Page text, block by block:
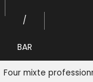
/
BAR
Four mixte